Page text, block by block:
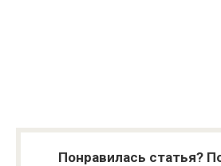
Понравилась статья?